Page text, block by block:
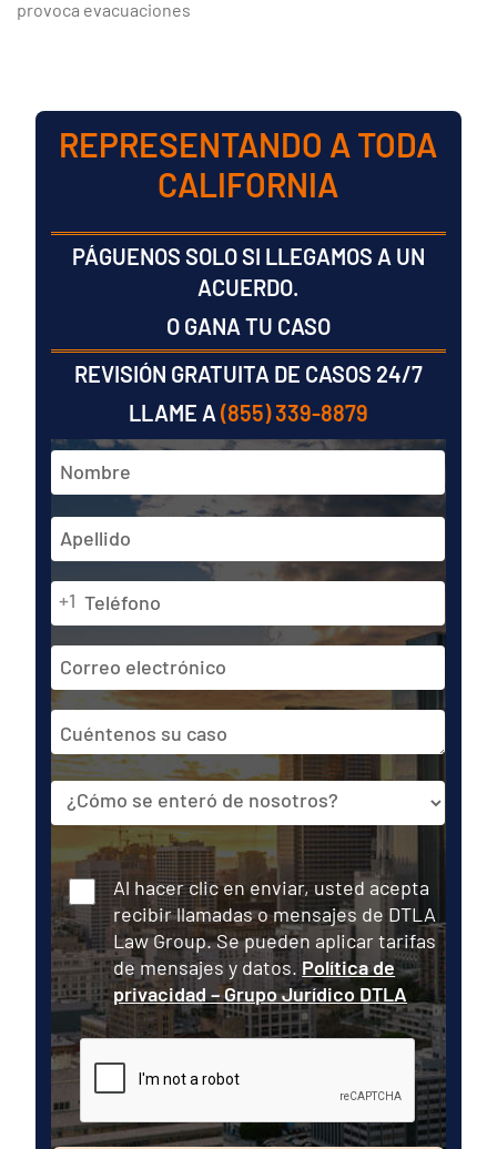
provoca evacuaciones
REPRESENTANDO A TODA
CALIFORNIA
PÁGUENOS SOLO SI LLEGAMOS A UN
ACUERDO.
O GANA TU CASO
REVISIÓN GRATUITA DE CASOS 24/7
LLAME A (855) 339-8879
Nombre
apellidos
primer
lugar
Última Teléfono
+1
Dirección
correo
electrónico
Cuéntenos
su
caso
Fuente
Consentir
Al hacer clic en enviar, usted acepta
recibir llamadas o mensajes de DTLA
Law Group. Se pueden aplicar tarifas
de mensajes y datos. Política de
privacidad – Grupo Jurídico DTLA